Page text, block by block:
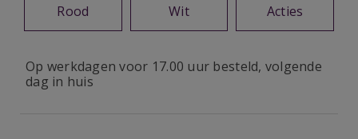
Rood Wit Acties
Op werkdagen voor 17.00 uur besteld, volgende
dag in huis